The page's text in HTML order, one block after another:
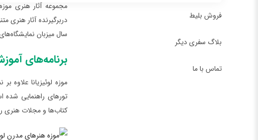
فروش بلیط
بلاگ سفری دیگر
تماس با ما
مجموعه آثار هنری
دربرگیرنده آثار
سال میزبان
برنامه‌های
موزه لوئیزیانا علاوه
تورهای راهنمایی شده
کتاب‌ها و مجلات هنری